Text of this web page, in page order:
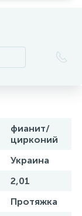
фианит/
цирконий
Украина
2,01
Протяжка